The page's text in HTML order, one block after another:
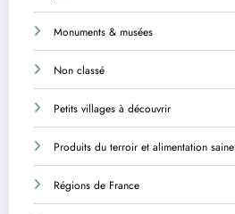
Monuments & musées
Non classé
Petits villages à découvrir
Produits du terroir et alimentation saine
Régions de France